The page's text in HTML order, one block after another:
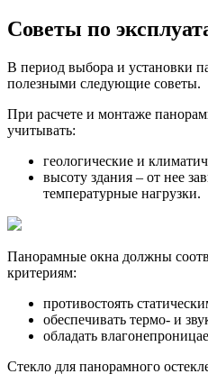
Советы по
В период выбора и установки
полезными следующие советы.
При расчете и монтаже
учитывать:
геологические и
высоту здания – от нее
температурные нагрузки.
Панорамные окна должны
критериям:
противостоять
обеспечивать термо- и
обладать
Стекло для панорамного